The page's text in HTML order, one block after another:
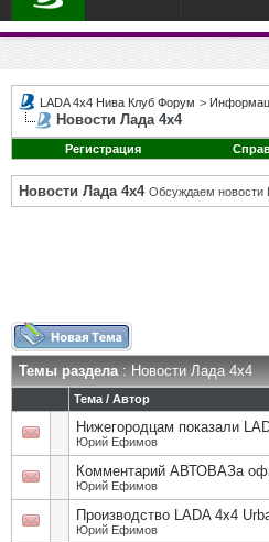
LADA 4x4 Нива Клуб Форум >
Новости Лада 4х4
Регистрация
Новости Лада 4х4 Обсуждаем новости
Темы раздела: Новости Лада 4х4
Тема / Автор
Нижегородцам показали
Юрий Ефимов
Комментарий АВТОВАЗа
Юрий Ефимов
Производство LADA 4x4
Юрий Ефимов